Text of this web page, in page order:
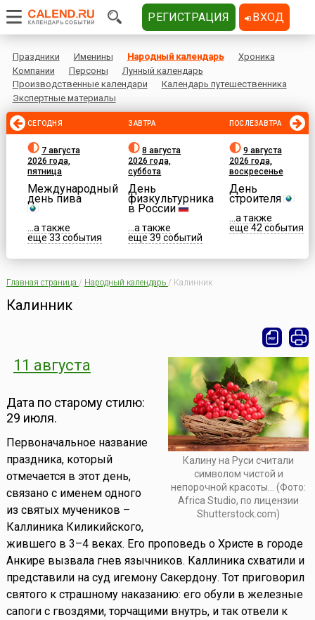
Праздники Именины Народный календарь
Хроника
Компании
Персоны
Лунный календарь
Производственные календари
Календарь путешественника
Экспертные материалы
СЕГОДНЯ
7 августа
2026 года,
пятница
Международный
день пива
...а также
еще 33 события
ЗАВТРА
8 августа
2026 года,
суббота
День
физкультурника
в России
...а также
еще 39 событий
ПОСЛЕЗАВТРА
9 августа
2026 года,
воскресенье
День
строителя
...а также
еще 42 события
Главная страница / Народный календарь / Калинник
Калинник
Калину на Руси считали
символом чистой и
непорочной красоты... (Фото:
Africa Studio, по лицензии
Shutterstock.com)
11 августа
Дата по старому стилю:
29 июля.
Первоначальное название
праздника, который
отмечается в этот день,
связано с именем одного
из святых мучеников –
Каллиника Киликийского,
жившего в 3–4 веках. Его проповедь о Христе в городе
Анкире вызвала гнев язычников. Каллиника схватили и
представили на суд игемону Сакердону. Тот приговорил
святого к страшному наказанию: его обули в железные
сапоги с гвоздями, торчащими внутрь, и так отвели к
РЕГИСТРАЦИЯ ВХОД